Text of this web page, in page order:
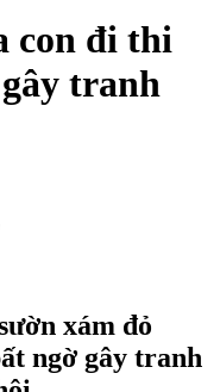
con đi thi
tranh
xám đỏ
ngờ gây tranh